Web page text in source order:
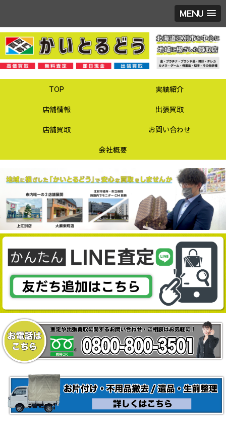
MENU
TOP
実績紹介
店舗情報
出張買取
店舗買取
お問い合わせ
会社概要